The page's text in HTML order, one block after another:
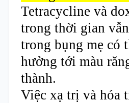
Tetracycline và
trong thời gian
trong bụng mẹ có
hưởng tới màu
thành.
Việc xạ trị và hóa